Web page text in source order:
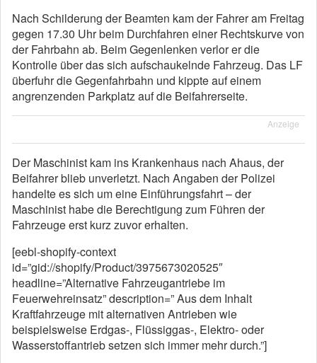
Nach Schilderung der Beamten kam der Fahrer am Freitag
gegen 17.30 Uhr beim Durchfahren einer Rechtskurve von
der Fahrbahn ab. Beim Gegenlenken verlor er die
Kontrolle über das sich aufschaukelnde Fahrzeug. Das LF
überfuhr die Gegenfahrbahn und kippte auf einem
angrenzenden Parkplatz auf die Beifahrerseite.
Anzeige
Der Maschinist kam ins Krankenhaus nach Ahaus, der
Beifahrer blieb unverletzt. Nach Angaben der Polizei
handelte es sich um eine Einführungsfahrt – der
Maschinist habe die Berechtigung zum Führen der
Fahrzeuge erst kurz zuvor erhalten.
[eebl-shopify-context
id=”gid://shopify/Product/3975673020525″
headline=”Alternative Fahrzeugantriebe im
Feuerwehreinsatz” description=” Aus dem Inhalt
Kraftfahrzeuge mit alternativen Antrieben wie
beispielsweise Erdgas-, Flüssiggas-, Elektro- oder
Wasserstoffantrieb setzen sich immer mehr durch.”]